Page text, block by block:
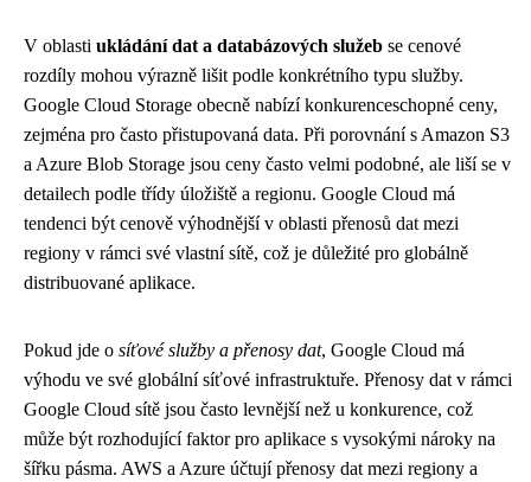
V oblasti ukládání dat a databázových služeb se cenové
rozdíly mohou výrazně lišit podle konkrétního typu služby.
Google Cloud Storage obecně nabízí konkurenceschopné ceny,
zejména pro často přistupovaná data. Při porovnání s Amazon S3
a Azure Blob Storage jsou ceny často velmi podobné, ale liší se v
detailech podle třídy úložiště a regionu. Google Cloud má
tendenci být cenově výhodnější v oblasti přenosů dat mezi
regiony v rámci své vlastní sítě, což je důležité pro globálně
distribuované aplikace.
Pokud jde o síťové služby a přenosy dat, Google Cloud má
výhodu ve své globální síťové infrastruktuře. Přenosy dat v rámci
Google Cloud sítě jsou často levnější než u konkurence, což
může být rozhodující faktor pro aplikace s vysokými nároky na
šířku pásma. AWS a Azure účtují přenosy dat mezi regiony a